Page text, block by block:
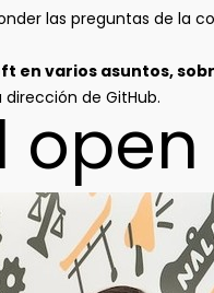
las preguntas de la
en varios asuntos,
de GitHub.